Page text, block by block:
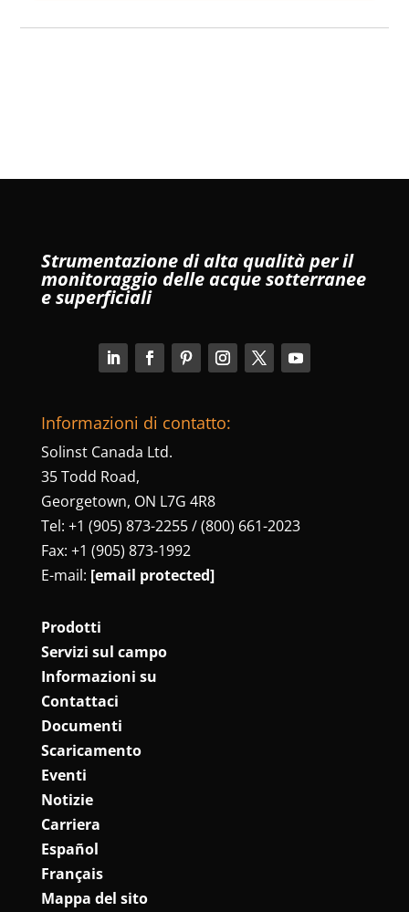
Strumentazione di alta qualità per il
monitoraggio delle acque sotterranee
e superficiali
Informazioni di contatto:
Solinst Canada Ltd.
35 Todd Road,
Georgetown, ON L7G 4R8
Tel: +1 (905) 873-2255 / (800) 661-2023
Fax: +1 (905) 873-1992
E-mail: [email protected]
Prodotti
Servizi sul campo
Informazioni su
Contattaci
Documenti
Scaricamento
Eventi
Notizie
Carriera
Español
Français
Mappa del sito